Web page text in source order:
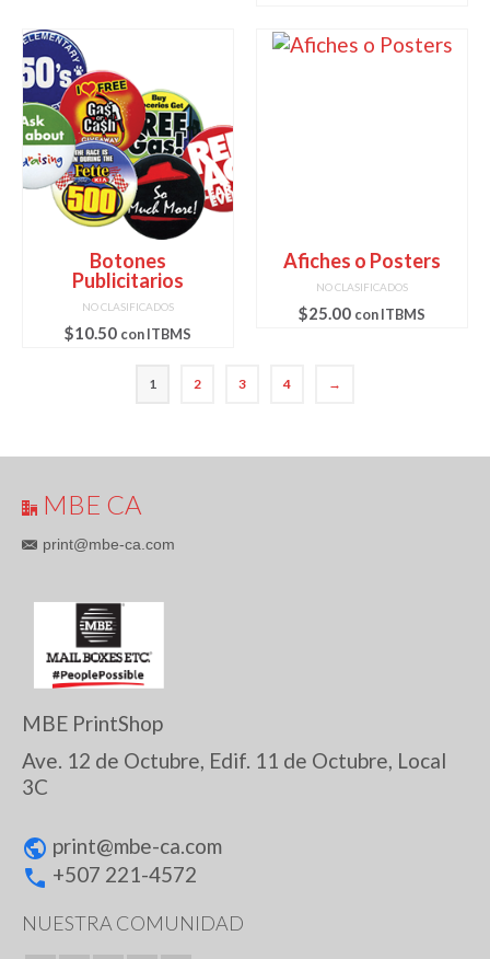
Botones
Publicitarios
NO CLASIFICADOS
$10.50 con ITBMS
Afiches o Posters
NO CLASIFICADOS
$25.00 con ITBMS
1 2 3 4 →
MBE CA
print@mbe-ca.com
MBE PrintShop
Ave. 12 de Octubre, Edif. 11 de Octubre, Local
3C
print@mbe-ca.com
+507 221-4572
NUESTRA COMUNIDAD